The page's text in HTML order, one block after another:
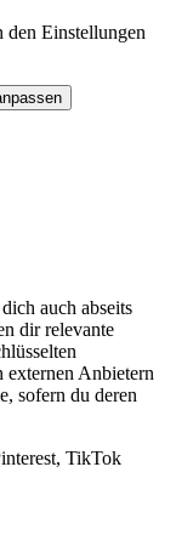
Einstellungen
auch abseits
dir relevante
externen Anbietern
sofern du deren
TikTok